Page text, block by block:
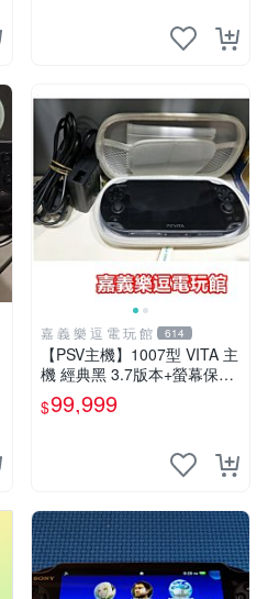
嘉 義 樂 逗 電 玩 館 614
【PSV主機】1007型 VITA 主
機 經典黑 3.7版本+螢幕保護
貼+主機收納包【9成新】✪中
古二手✪嘉義樂逗電玩館
$99,999